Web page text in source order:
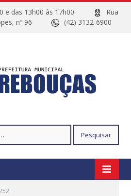
e das 13h00 às 17h00
Rua
nº 96
(42) 3132-6900